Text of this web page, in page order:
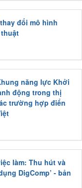
đổi mô hình
năng lực Khởi
động trong thị
trường hợp điển
làm: Thu hút và
DigComp’ - bản